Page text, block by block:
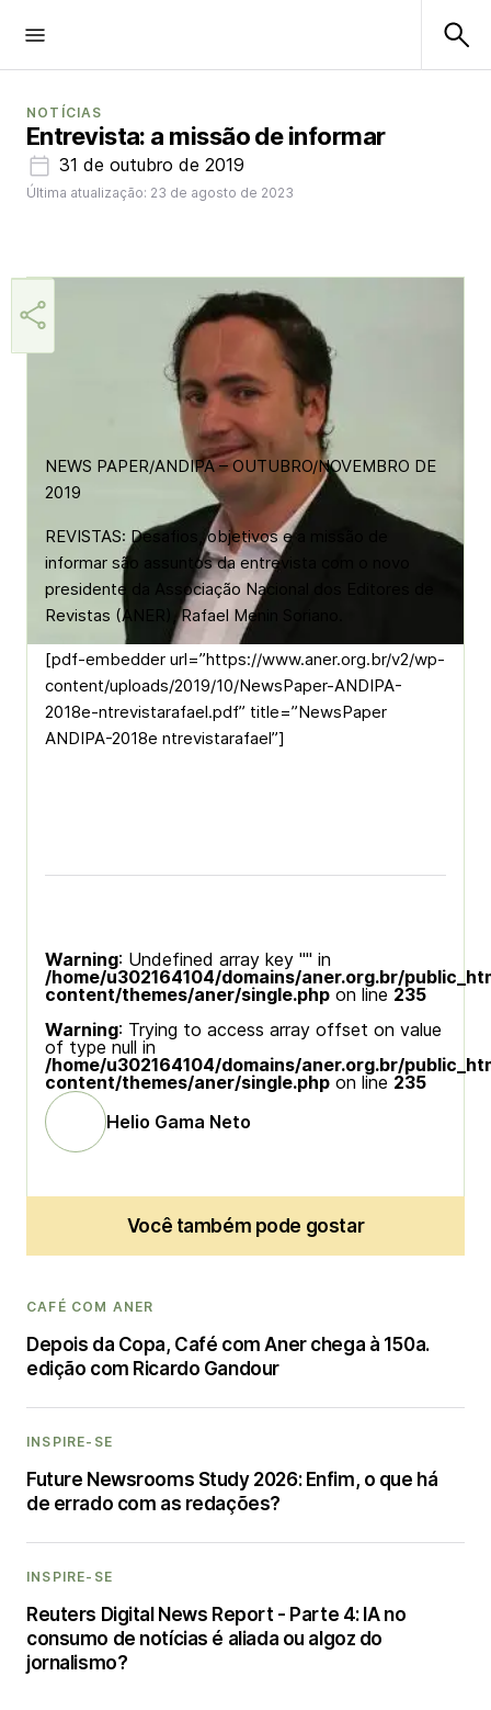
NOTÍCIAS
Entrevista: a missão de informar
31 de outubro de 2019
Última atualização: 23 de agosto de 2023
Helio Gama Neto
NEWS PAPER/ANDIPA – OUTUBRO/NOVEMBRO DE
2019
REVISTAS: Desafios, objetivos e a missão de
informar são assuntos da entrevista com o novo
presidente da Associação Nacional dos Editores de
Revistas (ANER), Rafael Menin Soriano.
[pdf-embedder url=”https://www.aner.org.br/v2/wp-
content/uploads/2019/10/NewsPaper-ANDIPA-
2018e-ntrevistarafael.pdf” title=”NewsPaper
ANDIPA-2018e ntrevistarafael”]
Warning: Undefined array key "" in
/home/u302164104/domains/aner.org.br/
content/themes/aner/single.php on line 235
Warning: Trying to access array offset on value
of type null in
/home/u302164104/domains/aner.org.br/
content/themes/aner/single.php on line 235
Helio Gama Neto
Você também pode gostar
CAFÉ COM ANER
Depois da Copa, Café com Aner chega à 150a.
edição com Ricardo Gandour
INSPIRE-SE
Future Newsrooms Study 2026: Enfim, o que há
de errado com as redações?
INSPIRE-SE
Reuters Digital News Report - Parte 4: IA no
consumo de notícias é aliada ou algoz do
jornalismo?